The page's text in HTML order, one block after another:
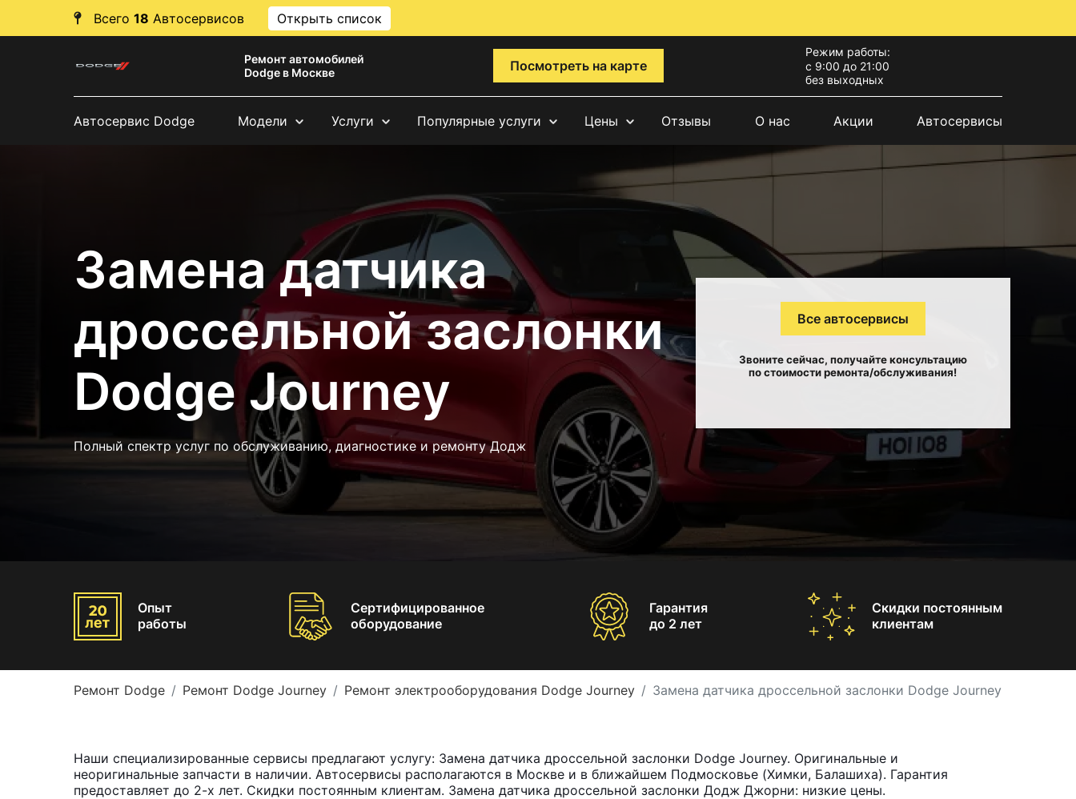
Всего 18 Автосервисов Открыть список
Ремонт автомобилей
Dodge в Москве
Посмотреть на карте
Режим работы:
с 9:00 до 21:00
без выходных
Автосервис Dodge Модели Услуги Популярные услуги Цены Отзывы О нас Акции Автосервисы
Замена датчика
дроссельной заслонки
Dodge Journey
Полный спектр услуг по обслуживанию, диагностике и ремонту Додж
Все автосервисы
Звоните сейчас, получайте консультацию
по стоимости ремонта/обслуживания!
Опыт
работы
Сертифицированное
оборудование
Гарантия
до 2 лет
Скидки постоянным
клиентам
Ремонт Dodge Ремонт Dodge Journey Ремонт электрооборудования Dodge Journey Замена датчика дроссельной заслонки Dodge Journey
Наши специализированные сервисы предлагают услугу: Замена датчика дроссельной заслонки Dodge Journey. Оригинальные и
неоригинальные запчасти в наличии. Автосервисы располагаются в Москве и в ближайшем Подмосковье (Химки, Балашиха). Гарантия
предоставляет до 2-х лет. Скидки постоянным клиентам. Замена датчика дроссельной заслонки Додж Джорни: низкие цены.